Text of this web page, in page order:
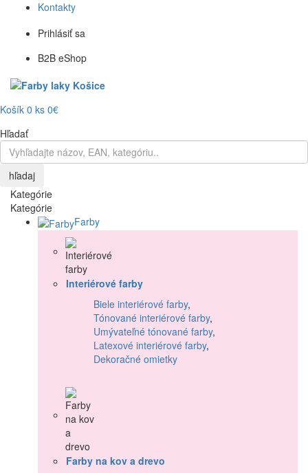
Kontakty
Prihlásiť sa
B2B eShop
Košík 0 ks 0€
Hľadať
hľadaj
Kategórie
Kategórie
Farby
Interiérové farby
Biele interiérové farby,
Tónované interiérové farby,
Umývateľné tónované farby,
Latexové interiérové farby,
Dekoračné omietky
Farby na kov a drevo